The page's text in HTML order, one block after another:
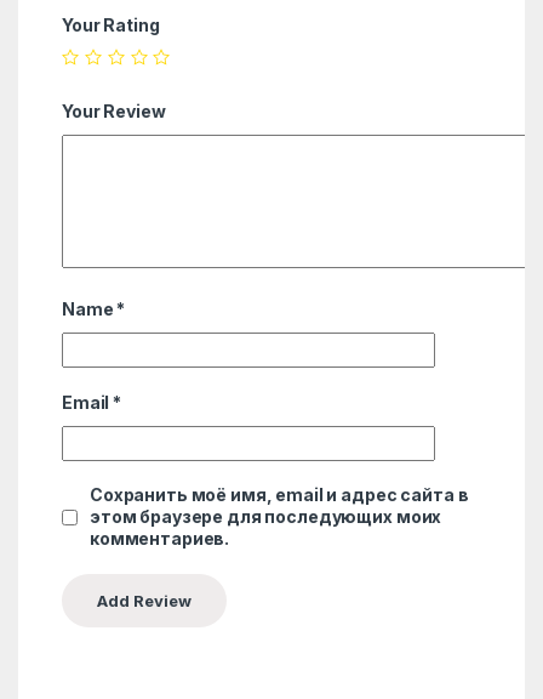
Your Rating
Your Review
Name *
Email *
Сохранить моё имя, email и адрес сайта в
этом браузере для последующих моих
комментариев.